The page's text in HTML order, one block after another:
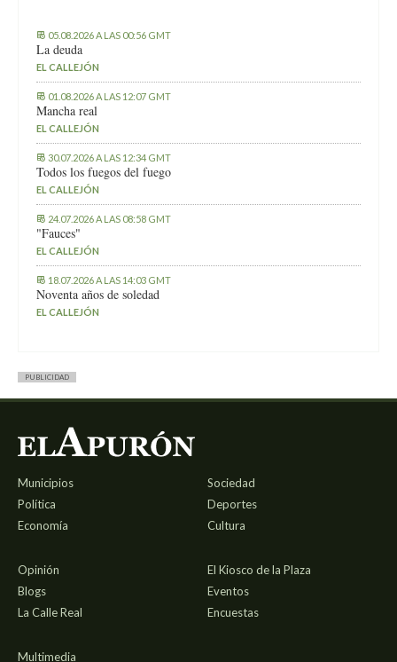
05.08.2026 A LAS 00:56 GMT
La deuda
EL CALLEJÓN
01.08.2026 A LAS 12:07 GMT
Mancha real
EL CALLEJÓN
30.07.2026 A LAS 12:34 GMT
Todos los fuegos del fuego
EL CALLEJÓN
24.07.2026 A LAS 08:58 GMT
"Fauces"
EL CALLEJÓN
18.07.2026 A LAS 14:03 GMT
Noventa años de soledad
EL CALLEJÓN
PUBLICIDAD
Municipios
Política
Economía
Sociedad
Deportes
Cultura
Opinión
Blogs
La Calle Real
El Kiosco de la Plaza
Eventos
Encuestas
Multimedia